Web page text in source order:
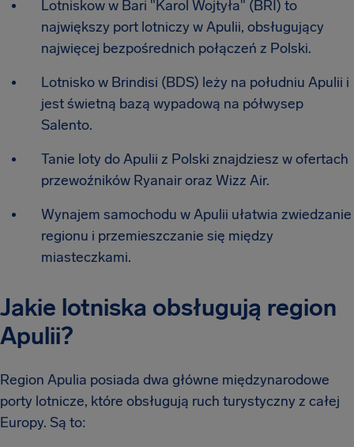
Lotniskow w Bari "Karol Wojtyła" (BRI) to
największy port lotniczy w Apulii, obsługujący
najwięcej bezpośrednich połączeń z Polski.
Lotnisko w Brindisi (BDS) leży na południu Apulii i
jest świetną bazą wypadową na półwysep
Salento.
Tanie loty do Apulii z Polski znajdziesz w ofertach
przewoźników Ryanair oraz Wizz Air.
Wynajem samochodu w Apulii ułatwia zwiedzanie
regionu i przemieszczanie się między
miasteczkami.
Jakie lotniska obsługują region
Apulii?
Region Apulia posiada dwa główne międzynarodowe
porty lotnicze, które obsługują ruch turystyczny z całej
Europy. Są to: